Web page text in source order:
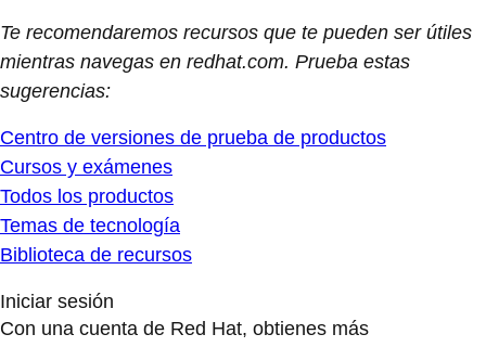
Te recomendaremos recursos que te pueden ser útiles
mientras navegas en redhat.com. Prueba estas
sugerencias:
Centro de versiones de prueba de productos
Cursos y exámenes
Todos los productos
Temas de tecnología
Biblioteca de recursos
Iniciar sesión
Con una cuenta de Red Hat, obtienes más